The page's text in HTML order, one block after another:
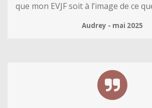
que mon EVJF soit à l’image de ce
Audrey - mai 2025